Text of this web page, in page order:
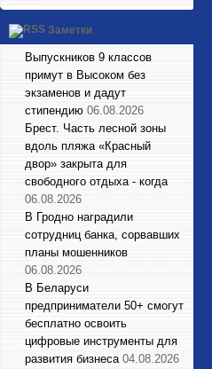
Заметки
Выпускников 9 классов
примут в Высоком без
экзаменов и дадут
стипендию 06.08.2026
Брест. Часть лесной зоны
вдоль пляжа «Красный
двор» закрыта для
свободного отдыха - когда
06.08.2026
В Гродно наградили
сотрудниц банка, сорвавших
планы мошенников
06.08.2026
В Беларуси
предприниматели 50+ смогут
бесплатно освоить
цифровые инструменты для
развития бизнеса 04.08.2026